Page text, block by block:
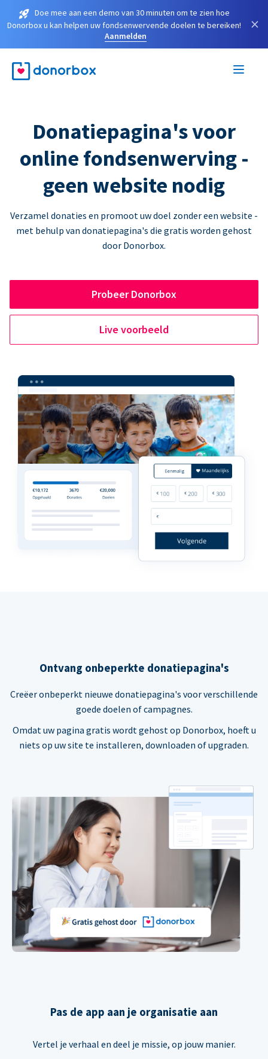
Doe mee aan een demo van 30 minuten om te zien hoe
Donorbox u kan helpen uw fondsenwervende doelen te bereiken!
Aanmelden
×
Donatiepagina's voor
online fondsenwerving -
geen website nodig
Verzamel donaties en promoot uw doel zonder een website -
met behulp van donatiepagina's die gratis worden gehost
door Donorbox.
Probeer Donorbox
Live voorbeeld
Ontvang onbeperkte donatiepagina's
Creëer onbeperkt nieuwe donatiepagina's voor verschillende
goede doelen of campagnes.
Omdat uw pagina gratis wordt gehost op Donorbox, hoeft u
niets op uw site te installeren, downloaden of upgraden.
Pas de app aan je organisatie aan
Vertel je verhaal en deel je missie, op jouw manier.